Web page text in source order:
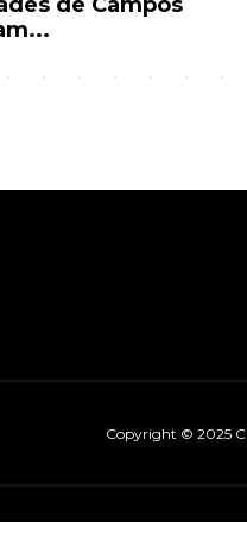
Copyright © 2025